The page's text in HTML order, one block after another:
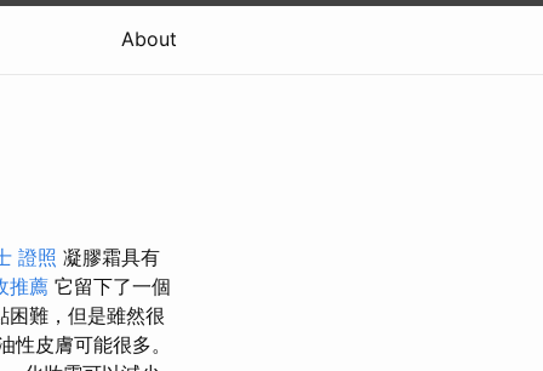
About
證照 凝膠霜具有
推薦 它留下了一個
難，但是雖然很
皮膚可能很多。